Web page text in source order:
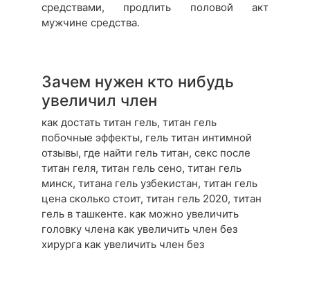
средствами, продлить половой акт
мужчине средства.
Зачем нужен кто нибудь
увеличил член
как достать титан гель, титан гель
побочные эффекты, гель титан интимной
отзывы, где найти гель титан, секс после
титан геля, титан гель сено, титан гель
минск, титана гель узбекистан, титан гель
цена сколько стоит, титан гель 2020, титан
гель в ташкенте. как можно увеличить
головку члена как увеличить член без
хирурга как увеличить член без